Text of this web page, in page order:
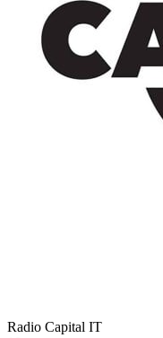
Radio Capital IT